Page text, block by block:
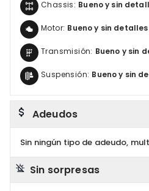
Chassis: Bueno y sin
Motor: Bueno y sin
Transmisión: Bueno y sin
Suspensión: Bueno y sin
Adeudos
Sin ningún tipo de adeudo,
Sin sorpresas